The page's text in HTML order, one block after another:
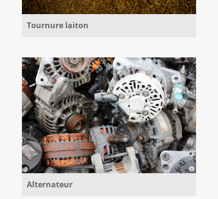
Tournure laiton
Alternateur